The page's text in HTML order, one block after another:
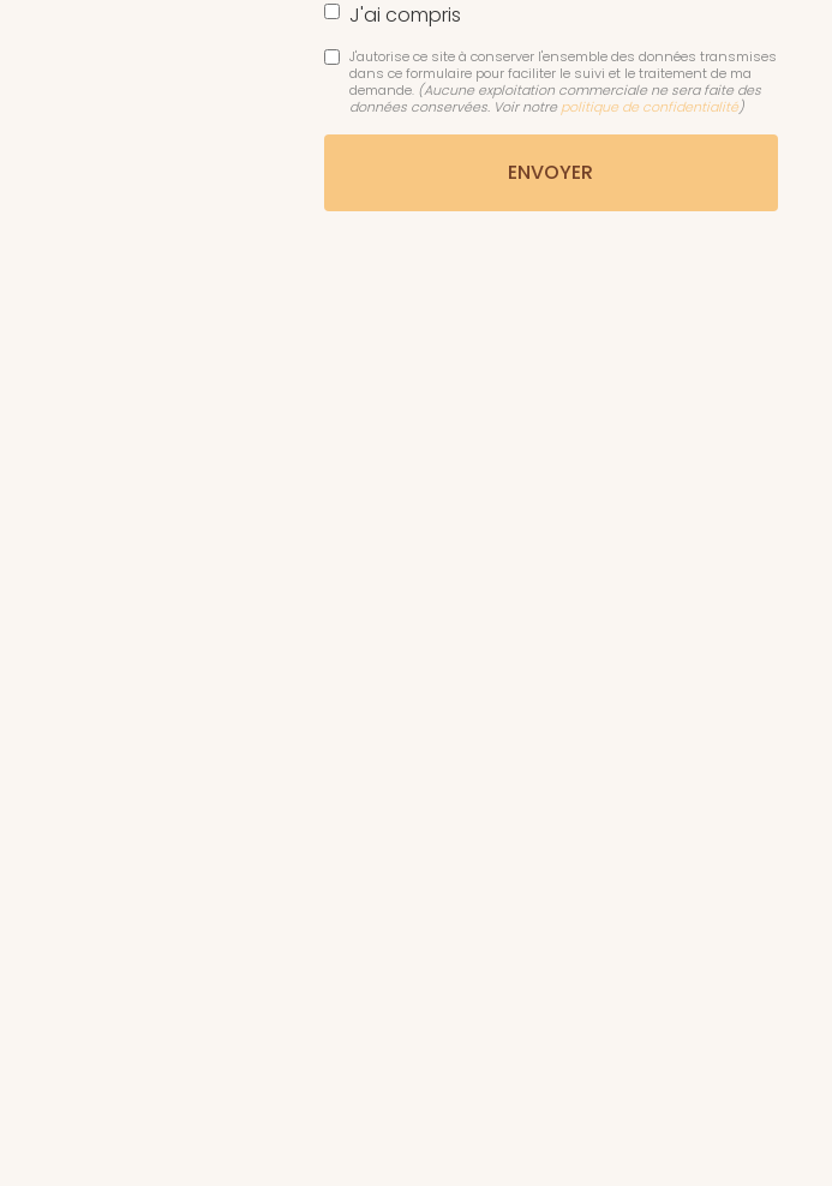
J'ai compris
J'autorise ce site à conserver l'ensemble des données transmises
dans ce formulaire pour faciliter le suivi et le traitement de ma
demande. (Aucune exploitation commerciale ne sera faite des
données conservées. Voir notre politique de confidentialité)